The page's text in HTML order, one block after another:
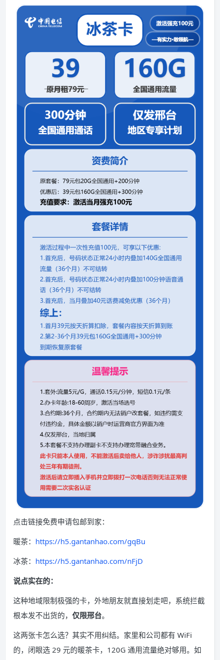
点击链接免费申请包邮到家：
暖茶： https://h5.gantanhao.com/gqBu
冰茶： https://h5.gantanhao.com/nFjD
说点实在的：
这种地域限制极强的卡，外地朋友就直接划走吧，系统拦截
根本发不出货的， 仅限邢台。
这两张卡怎么选？其实不用纠结。家里和公司都有 WiFi
的，闭眼选 29 元的暖茶卡，120G 通用流量绝对够用。如